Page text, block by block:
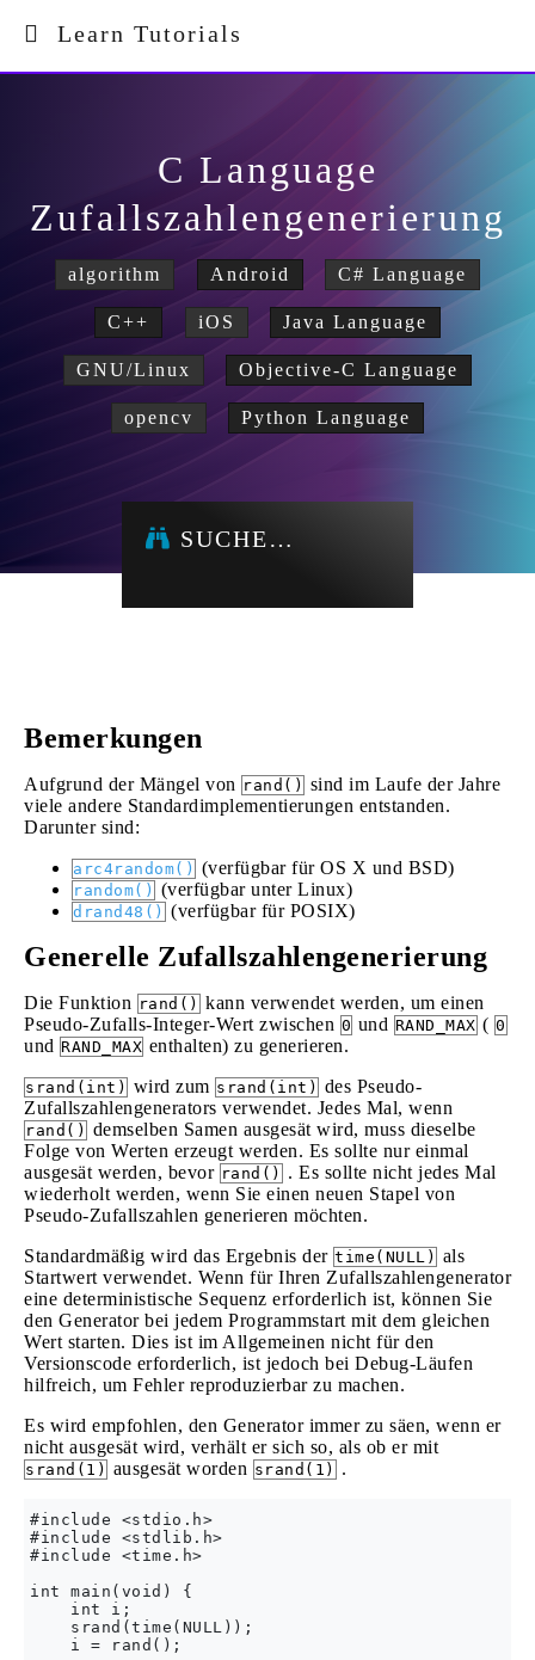
Learn Tutorials
C Language
Zufallszahlengenerierung
algorithm Android C# Language
C++ iOS Java Language
GNU/Linux Objective-C Language
opencv Python Language
SUCHE…
Bemerkungen
Aufgrund der Mängel von rand() sind im Laufe der Jahre
viele andere Standardimplementierungen entstanden.
Darunter sind:
arc4random() (verfügbar für OS X und BSD)
random() (verfügbar unter Linux)
drand48() (verfügbar für POSIX)
Generelle Zufallszahlengenerierung
Die Funktion rand() kann verwendet werden, um einen
Pseudo-Zufalls-Integer-Wert zwischen 0 und RAND_MAX ( 0
und RAND_MAX enthalten) zu generieren.
srand(int) wird zum srand(int) des Pseudo-
Zufallszahlengenerators verwendet. Jedes Mal, wenn
rand() demselben Samen ausgesät wird, muss dieselbe
Folge von Werten erzeugt werden. Es sollte nur einmal
ausgesät werden, bevor rand()
. Es sollte nicht jedes Mal
wiederholt werden, wenn Sie einen neuen Stapel von
Pseudo-Zufallszahlen generieren möchten.
Standardmäßig wird das Ergebnis der time(NULL) als
Startwert verwendet. Wenn für Ihren Zufallszahlengenerator
eine deterministische Sequenz erforderlich ist, können Sie
den Generator bei jedem Programmstart mit dem gleichen
Wert starten. Dies ist im Allgemeinen nicht für den
Versionscode erforderlich, ist jedoch bei Debug-Läufen
hilfreich, um Fehler reproduzierbar zu machen.
Es wird empfohlen, den Generator immer zu säen, wenn er
nicht ausgesät wird, verhält er sich so, als ob er mit
srand(1) ausgesät worden srand(1) .
#include <stdio.h>
#include <stdlib.h>
#include <time.h>
int main(void) {
    int i;
    srand(time(NULL));
    i = rand();